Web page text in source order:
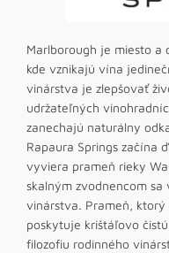
Marlborough je miesto a
kde vznikajú vína
vinárstva je zlepšovať
udržateľných
zanechajú naturálny
Rapaura Springs začína
vyviera prameň rieky
skalným zvodnencom
vinárstva. Prameň,
poskytuje krištáľovo
filozofiu rodinného